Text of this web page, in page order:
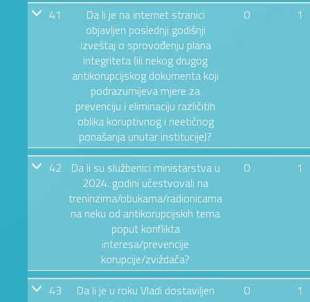
41
Da li je na internet stranici
objavljen poslednji godišnji
izveštaj o sprovođenju plana
integriteta (ili nekog drugog
antikorupcijskog dokumenta koji
podrazumijeva mjere za
prevenciju i eliminaciju različitih
oblika koruptivnog i neetičnog
ponašanja unutar institucije)?
0 1
42
Da li su službenici ministarstva u
2024. godini učestvovali na
treninzima/obukama/radionicama
na neku od antikorupcijskih tema
poput konflikta
interesa/prevencije
korupcije/zviždača?
0 1
43
Da li je u roku Vladi dostaviljen
0 1